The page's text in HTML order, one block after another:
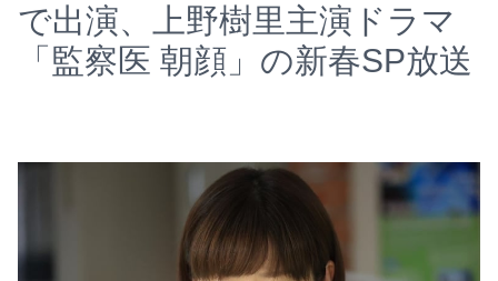
で出演、上野樹里主演ドラマ
「監察医 朝顔」の新春SP放送